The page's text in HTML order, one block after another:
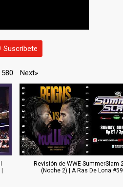
Suscríbete
580 Next»
Revisión de WWE SummerSlam
(Noche 2) | A Ras De Lona